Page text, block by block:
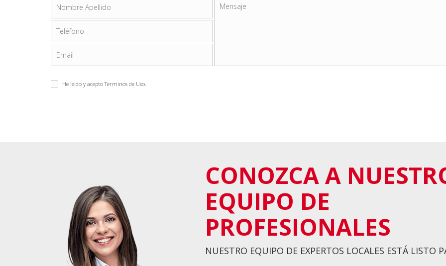
He leido y aceptoTerminos de Uso.
CONOZCA A
EQUIPO DE
PROFESIONALES
NUESTRO EQUIPO DE EXPERTOS LOCALES ESTÁ LISTO